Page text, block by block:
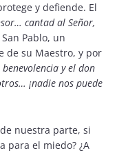
y defiende. El
cantad al Señor,
San Pablo, un
de su Maestro, y por
y el don
¡nadie nos puede
nuestra parte, si
para el miedo? ¿A